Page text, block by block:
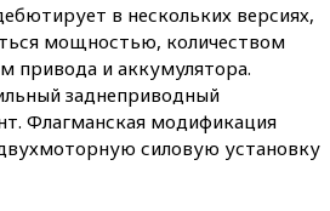
в нескольких версиях,
мощностью, количеством
привода и аккумулятора.
заднеприводный
Флагманская модификация
силовую установку